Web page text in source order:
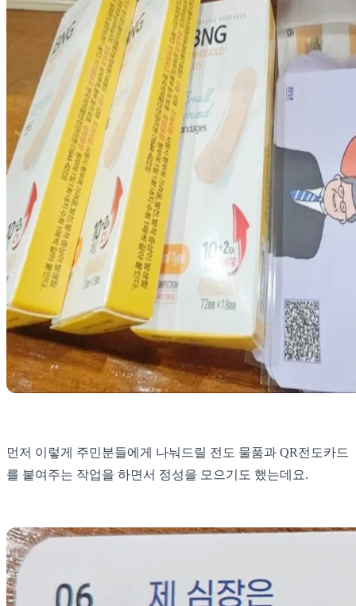
먼저 이렇게 주민분들에게 나눠드릴 전도 물품과 QR전도카드
를 붙여주는 작업을 하면서 정성을 모으기도 했는데요.